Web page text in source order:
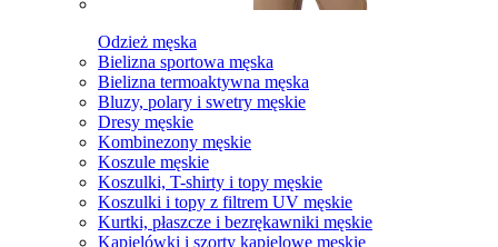
Odzież męska
Bielizna sportowa męska
Bielizna termoaktywna męska
Bluzy, polary i swetry męskie
Dresy męskie
Kombinezony męskie
Koszule męskie
Koszulki, T-shirty i topy męskie
Koszulki i topy z filtrem UV męskie
Kurtki, płaszcze i bezrękawniki męskie
Kąpielówki i szorty kąpielowe męskie